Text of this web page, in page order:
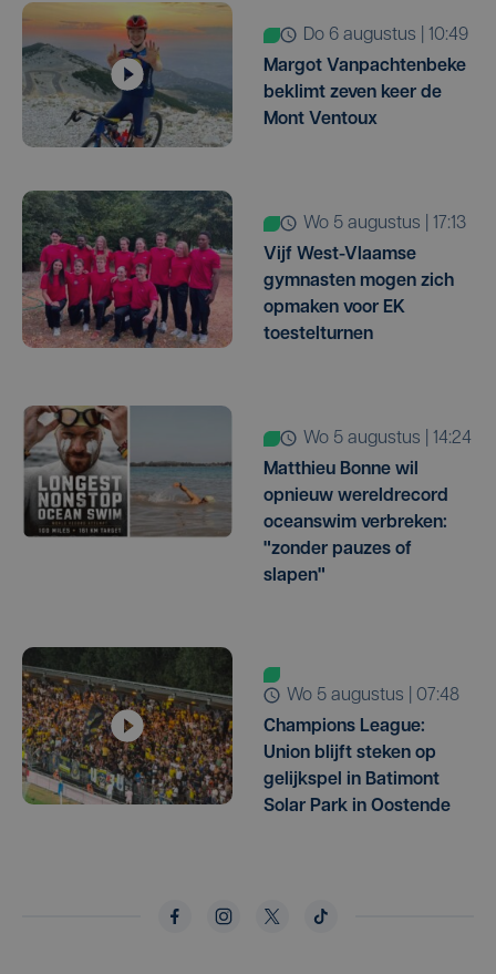
do 6 augustus | 10:49
Margot Vanpachtenbeke
beklimt zeven keer de
Mont Ventoux
wo 5 augustus | 17:13
Vijf West-Vlaamse
gymnasten mogen zich
opmaken voor EK
toestelturnen
wo 5 augustus | 14:24
Matthieu Bonne wil
opnieuw wereldrecord
oceanswim verbreken:
"zonder pauzes of
slapen"
wo 5 augustus | 07:48
Champions League:
Union blijft steken op
gelijkspel in Batimont
Solar Park in Oostende